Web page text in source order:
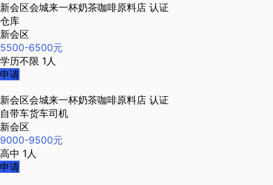
新会区会城来一杯奶茶咖啡原料店 认证
仓库
新会区
5500-6500元
学历不限 1人
申请
新会区会城来一杯奶茶咖啡原料店 认证
自带车货车司机
新会区
9000-9500元
高中 1人
申请